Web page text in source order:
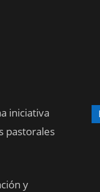
iniciativa
pastorales
y